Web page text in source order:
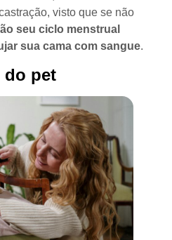
visto que se não
seu ciclo menstrual
sua cama com sangue.
do pet